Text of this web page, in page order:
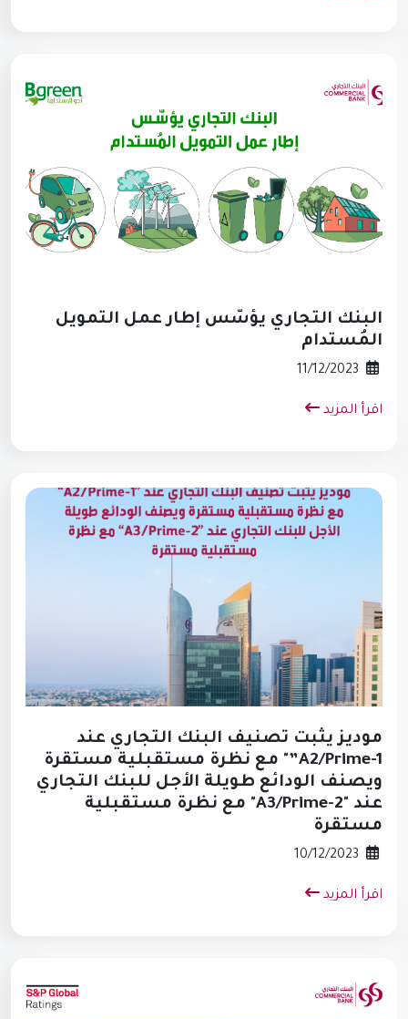
البنك التجاري يؤسّس إطار عمل التمويل
المُستدام
اقرأ المزيد
موديز يثبت تصنيف البنك التجاري عند
A2/Prime-1”" مع نظرة مستقبلية مستقرة
ويصنف الودائع طويلة الأجل للبنك التجاري
عند "A3/Prime-2" مع نظرة مستقبلية
مستقرة
اقرأ المزيد